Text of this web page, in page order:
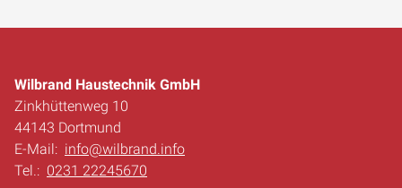
Wilbrand Haustechnik GmbH
Zinkhüttenweg 10
44143 Dortmund
E-Mail: info@wilbrand.info
Tel.: 0231 22245670